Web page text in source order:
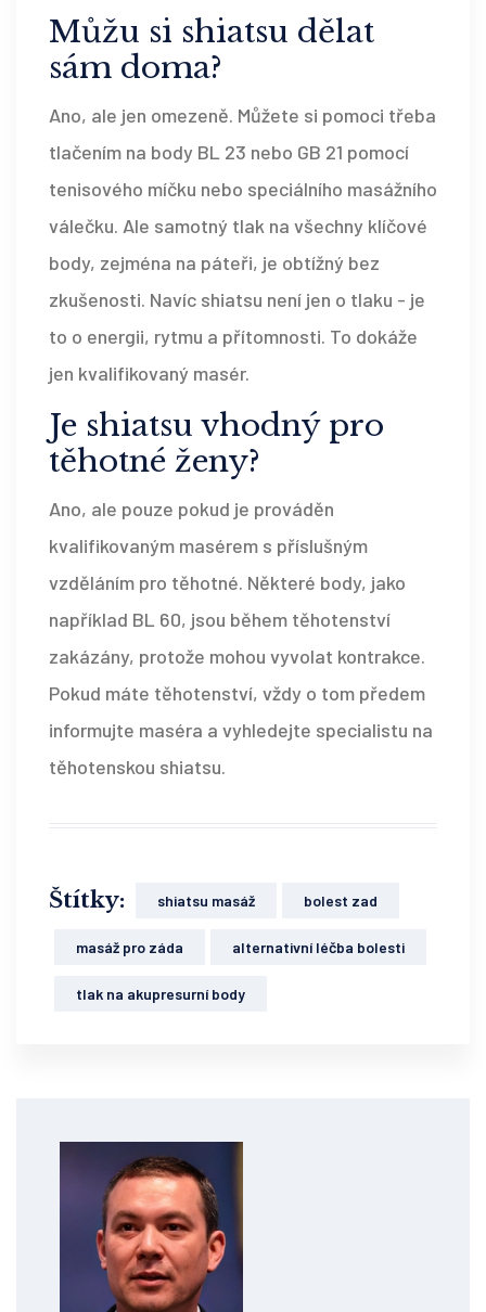
Můžu si shiatsu dělat
sám doma?
Ano, ale jen omezeně. Můžete si pomoci třeba
tlačením na body BL 23 nebo GB 21 pomocí
tenisového míčku nebo speciálního masážního
válečku. Ale samotný tlak na všechny klíčové
body, zejména na páteři, je obtížný bez
zkušenosti. Navíc shiatsu není jen o tlaku - je
to o energii, rytmu a přítomnosti. To dokáže
jen kvalifikovaný masér.
Je shiatsu vhodný pro
těhotné ženy?
Ano, ale pouze pokud je prováděn
kvalifikovaným masérem s příslušným
vzděláním pro těhotné. Některé body, jako
například BL 60, jsou během těhotenství
zakázány, protože mohou vyvolat kontrakce.
Pokud máte těhotenství, vždy o tom předem
informujte maséra a vyhledejte specialistu na
těhotenskou shiatsu.
Štítky: shiatsu masáž bolest zad
masáž pro záda alternativní léčba bolesti
tlak na akupresurní body